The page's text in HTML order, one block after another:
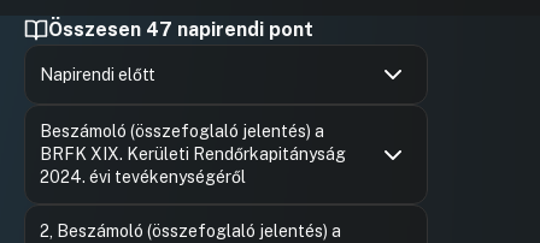
Összesen 47 napirendi pont
Napirendi előtt
Beszámoló (összefoglaló jelentés) a
BRFK XIX. Kerületi Rendőrkapitányság
2024. évi tevékenységéről
2, Beszámoló (összefoglaló jelentés) a